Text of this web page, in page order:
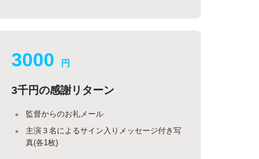
3000 円
3千円の感謝リターン
監督からのお礼メール
主演３名によるサイン入りメッセージ付き写
真(各1枚)